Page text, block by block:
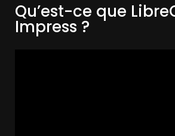
Qu’est-ce que
Impress ?